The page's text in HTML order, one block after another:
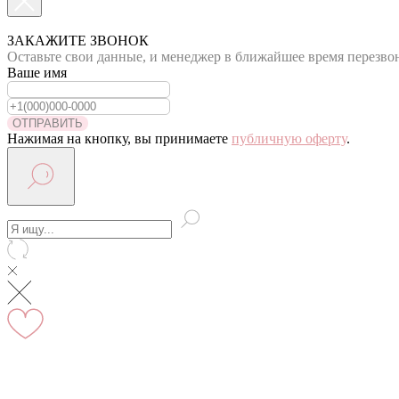
Вы на сайте Московского филиала
-5% на первый заказ (товар на скидках не участвует в
Адрес: г.Москва, мкр Северное Чертаново 1А,
ЗАКАЖИТЕ ЗВОНОК
Оставьте свои данные, и менеджер в ближайшее время
Ваше имя
ОТПРАВИТЬ
Нажимая на кнопку, вы принимаете публичную оферту.